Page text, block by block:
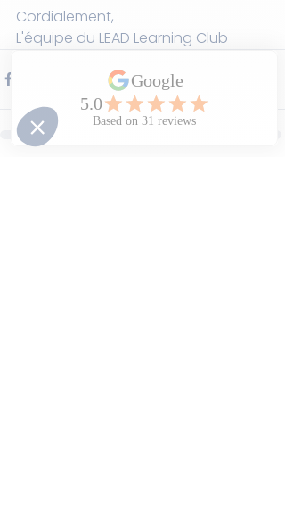
Cordialement,
L'équipe du LEAD Learning Club